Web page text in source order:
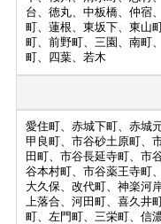
台、徳丸、中板橋、仲宿
町、蓮根、東坂下、東山
町、前野町、三園、南町
町、四葉、若木
愛住町、赤城下町、赤城
甲良町、市谷砂土原町、
田町、市谷長延寺町、市
谷本村町、市谷薬王寺町
大久保、改代町、神楽河
上落合、河田町、喜久井
町、左門町、三栄町、信